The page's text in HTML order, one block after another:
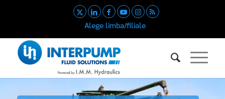
Alege limba/filiale